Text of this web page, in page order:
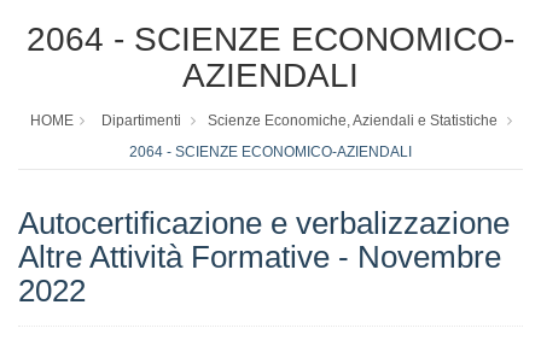
2064 - SCIENZE ECONOMICO-
AZIENDALI
HOME Dipartimenti
Scienze Economiche, Aziendali e Statistiche
2064 - SCIENZE ECONOMICO-AZIENDALI
Autocertificazione e verbalizzazione
Altre Attività Formative - Novembre
2022